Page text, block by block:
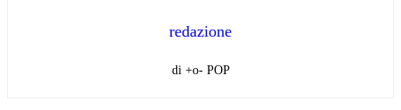
redazione
di +o- POP